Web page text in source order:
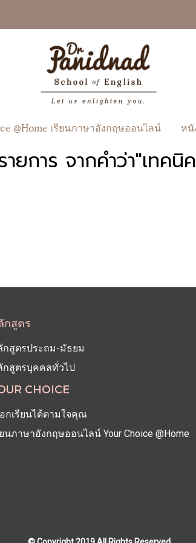
@Home เรียนภาษาอังกฤษออนไลน์ หนั
ยการ จากคำว่า"เทคนิ
กสูตร
กสูตรประถม-มัธยม
กสูตรบุคคลทั่วไป
CHOICE
อกเรียนได้ตามใจคุณ
นภาษาอังกฤษออนไลน์ Your Choice @Home